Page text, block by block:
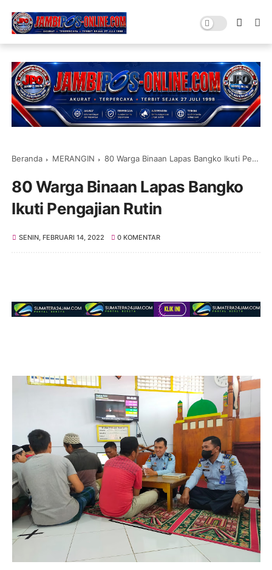
Beranda MERANGIN 80 Warga Binaan Lapas Bangko Ikuti Pengajian Rutin
80 Warga Binaan Lapas Bangko
Ikuti Pengajian Rutin
SENIN, FEBRUARI 14, 2022 0 KOMENTAR